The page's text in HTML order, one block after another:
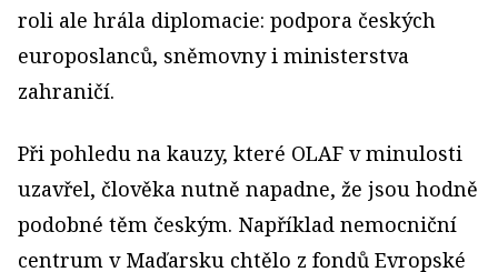
roli ale hrála diplomacie: podpora českých
europoslanců, sněmovny i ministerstva
zahraničí.
Při pohledu na kauzy, které OLAF v minulosti
uzavřel, člověka nutně napadne, že jsou hodně
podobné těm českým. Například nemocniční
centrum v Maďarsku chtělo z fondů Evropské